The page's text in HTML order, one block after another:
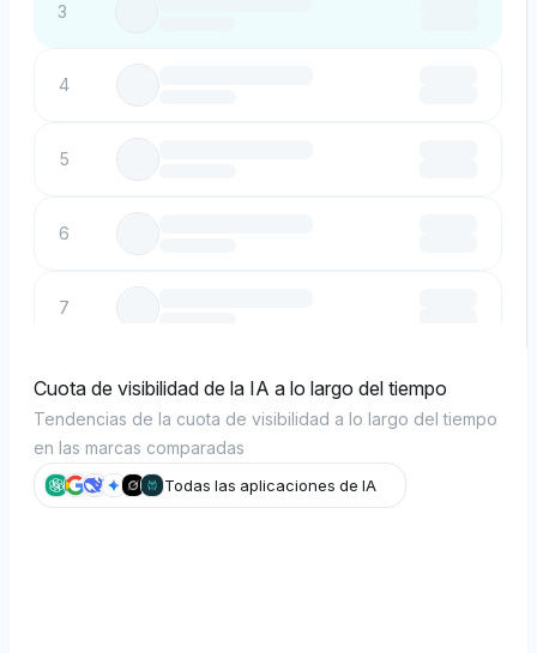
3
4
5
6
7
8
9
Cuota de visibilidad de la IA a lo largo del tiempo
Tendencias de la cuota de visibilidad a lo largo del tiempo
en las marcas comparadas
Todas las aplicaciones de IA